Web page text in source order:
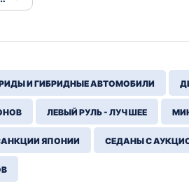
И ГИБРИДНЫЕ АВТОМОБИЛИ
ЛЕВЫЙ РУЛЬ - ЛУЧШЕЕ
ЯПОНИИ СЕДАНЫ С